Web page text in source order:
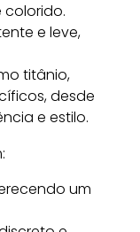
colorido.
e leve,
titânio,
desde
e estilo.
um